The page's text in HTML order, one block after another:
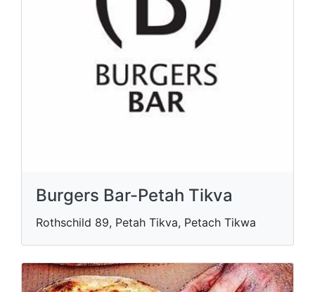
Burgers Bar-Petah Tikva
Rothschild 89, Petah Tikva, Petach Tikwa